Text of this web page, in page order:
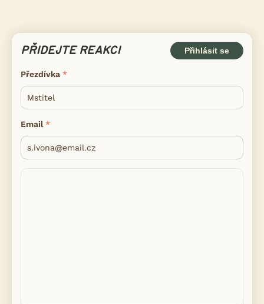
PŘIDEJTE REAKCI Přihlásit se
Přezdívka
Email